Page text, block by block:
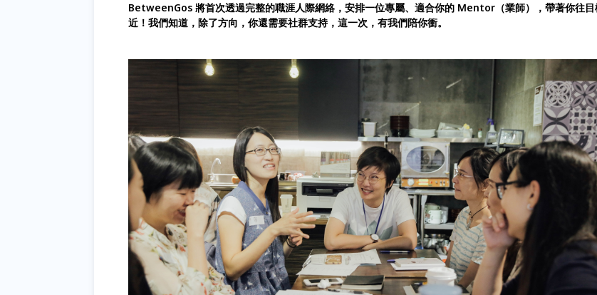
BetweenGos 將首次透過完整的職涯人際網絡，安排一位專屬、適合你的 Mentor（業師），帶著你往目
近！我們知道，除了方向，你還需要社群支持，這一次，有我們陪你衝。